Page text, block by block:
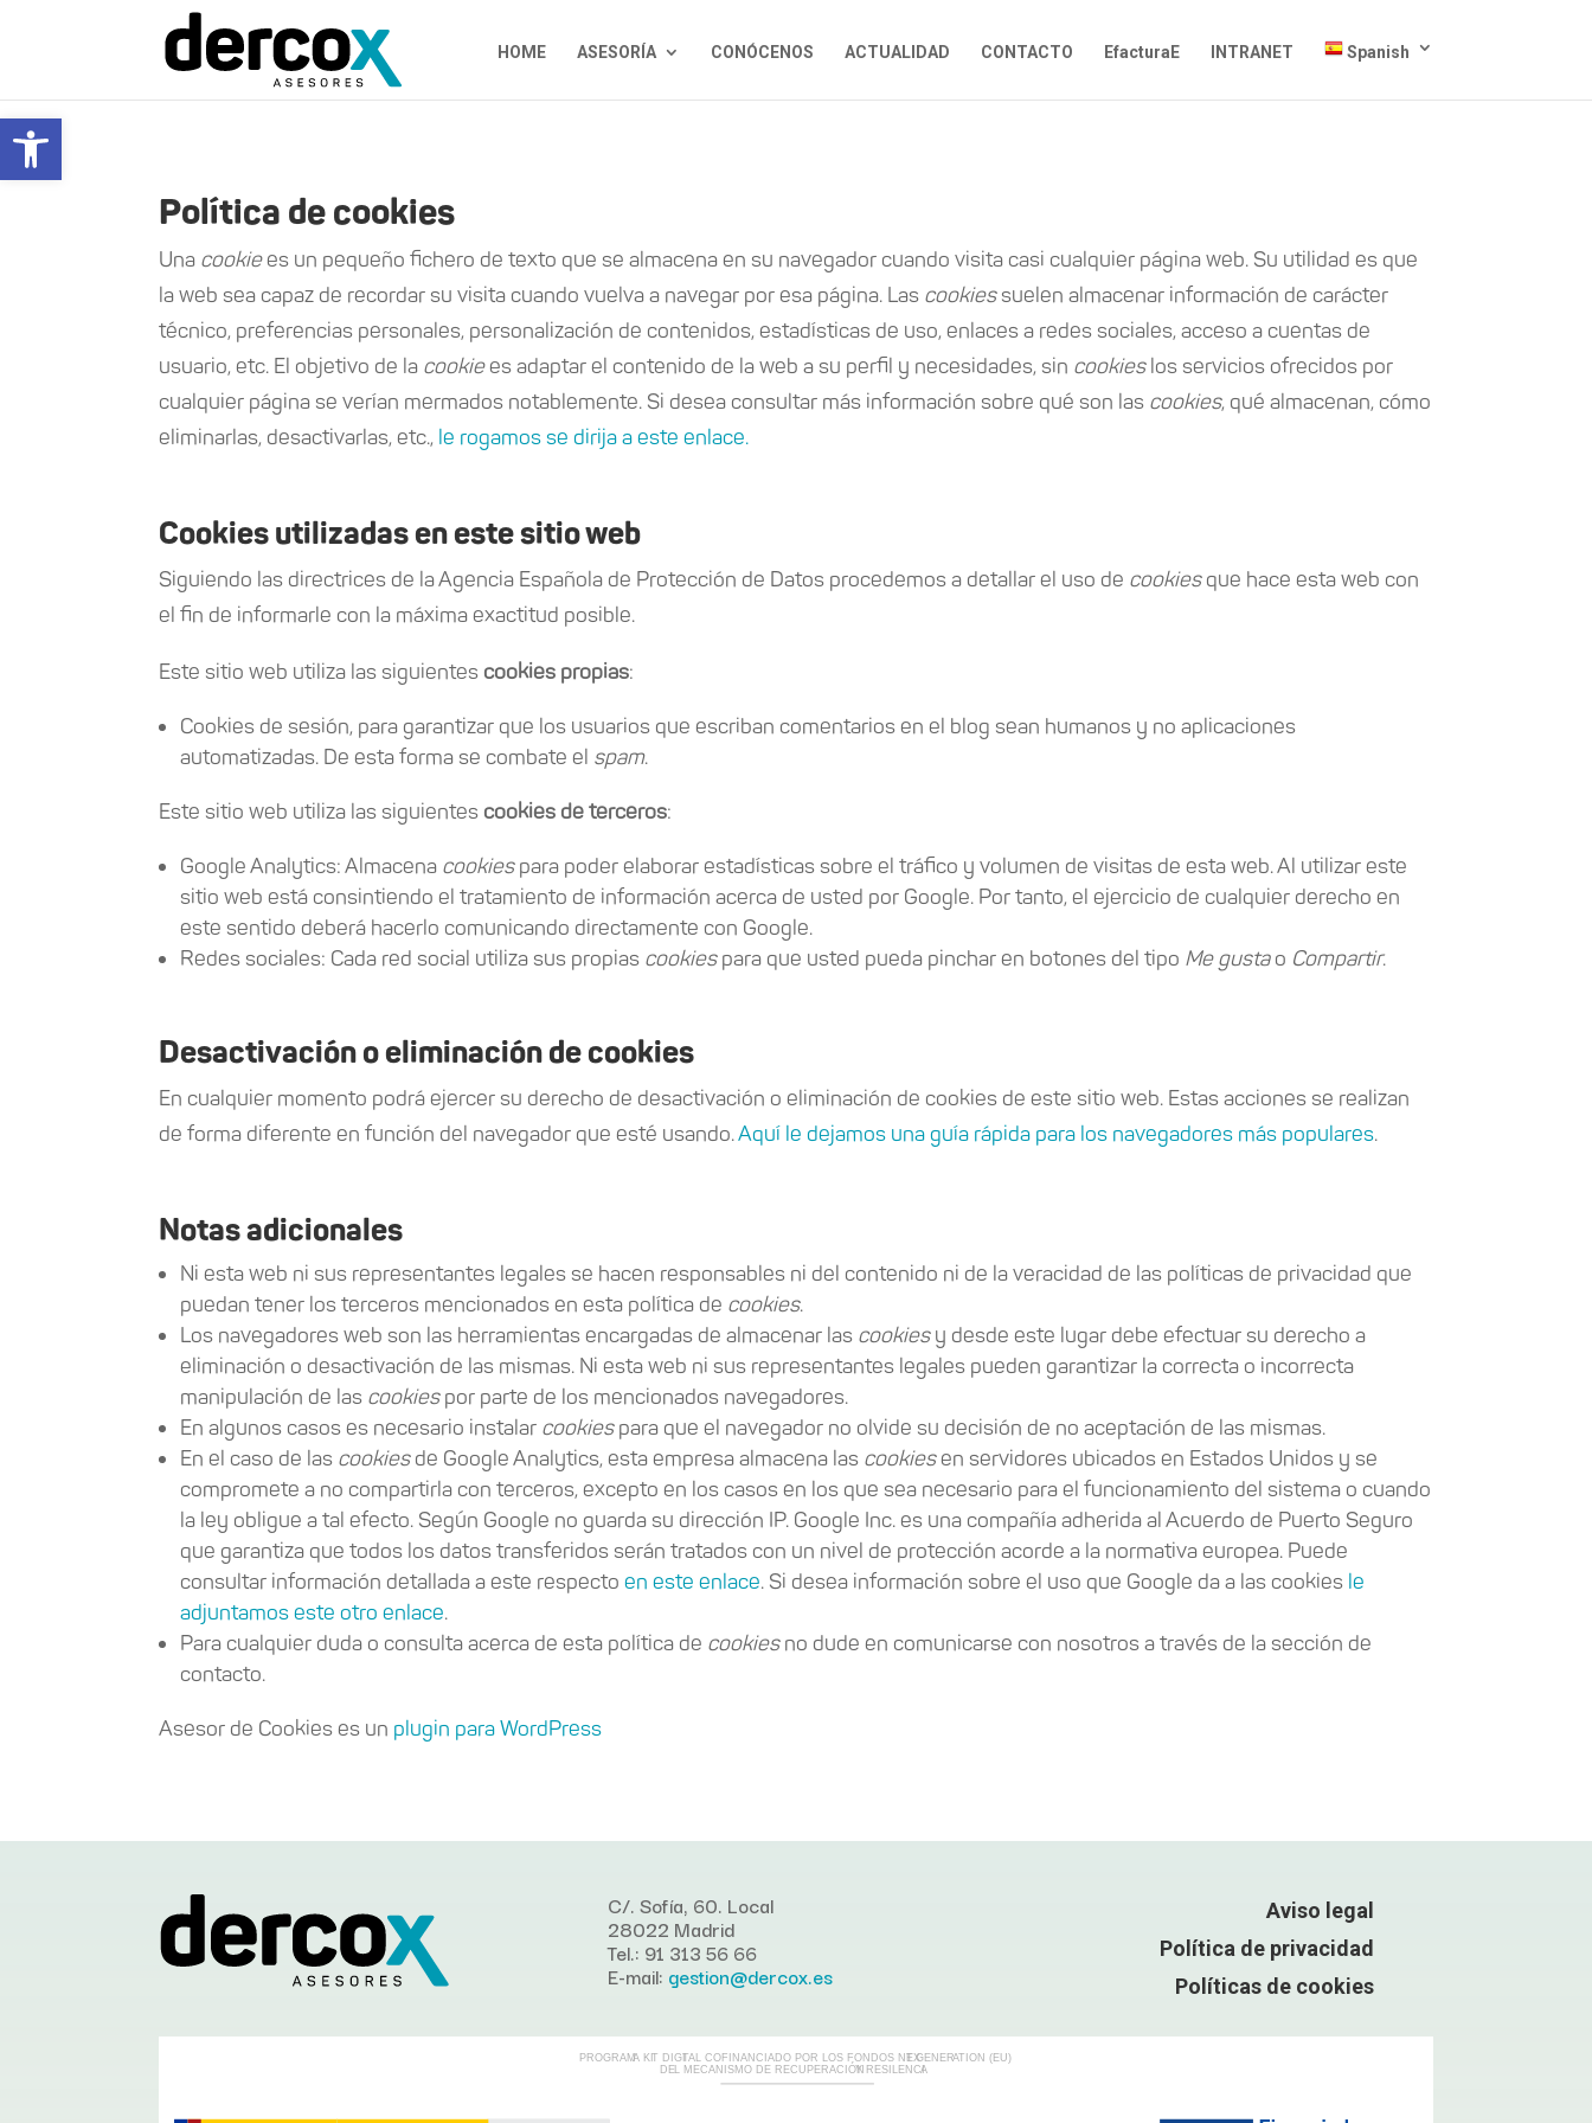
Abrir barra de herramientas
HOME ASESORÍA CONÓCENOS ACTUALIDAD CONTACTO EfacturaE INTRANET Spanish
Política de cookies
Una cookiees un pequeño fichero de texto que se almacena en su navegador cuando visita casi cualquier página web. Su utilidad es que
la web sea capaz de recordar su visita cuando vuelva a navegar por esa página. Las cookiessuelen almacenar información de carácter
técnico, preferencias personales, personalización de contenidos, estadísticas de uso, enlaces a redes sociales, acceso a cuentas de
usuario, etc. El objetivo de la cookiees adaptar el contenido de la web a su perfil y necesidades, sin cookieslos servicios ofrecidos por
cualquier página se verían mermados notablemente. Si desea consultar más información sobre qué son las cookies, qué almacenan, cómo
eliminarlas, desactivarlas, etc., le rogamos se dirija a este enlace.
Cookies utilizadas en este sitio web
Siguiendo las directrices de la Agencia Española de Protección de Datos procedemos a detallar el uso de cookiesque hace esta web con
el fin de informarle con la máxima exactitud posible.
Este sitio web utiliza las siguientes cookies propias:
Cookies de sesión, para garantizar que los usuarios que escriban comentarios en el blog sean humanos y no aplicaciones
automatizadas. De esta forma se combate el spam.
Este sitio web utiliza las siguientes cookies de terceros:
Google Analytics: Almacena cookiespara poder elaborar estadísticas sobre el tráfico y volumen de visitas de esta web. Al utilizar este
sitio web está consintiendo el tratamiento de información acerca de usted por Google. Por tanto, el ejercicio de cualquier derecho en
este sentido deberá hacerlo comunicando directamente con Google.
Redes sociales: Cada red social utiliza sus propias cookiespara que usted pueda pinchar en botones del tipo Me gustao Compartir.
Desactivación o eliminación de cookies
En cualquier momento podrá ejercer su derecho de desactivación o eliminación de cookies de este sitio web. Estas acciones se realizan
de forma diferente en función del navegador que esté usando.Aquí le dejamos una guía rápida para los navegadores más populares.
Notas adicionales
Ni esta web ni sus representantes legales se hacen responsables ni del contenido ni de la veracidad de las políticas de privacidad que
puedan tener los terceros mencionados en esta política de cookies.
Los navegadores web son las herramientas encargadas de almacenar las cookiesy desde este lugar debe efectuar su derecho a
eliminación o desactivación de las mismas. Ni esta web ni sus representantes legales pueden garantizar la correcta o incorrecta
manipulación de las cookiespor parte de los mencionados navegadores.
En algunos casos es necesario instalar cookiespara que el navegador no olvide su decisión de no aceptación de las mismas.
En el caso de las cookiesde Google Analytics, esta empresa almacena las cookiesen servidores ubicados en Estados Unidos y se
compromete a no compartirla con terceros, excepto en los casos en los que sea necesario para el funcionamiento del sistema o cuando
la ley obligue a tal efecto. Según Google no guarda su dirección IP. Google Inc. es una compañía adherida al Acuerdo de Puerto Seguro
que garantiza que todos los datos transferidos serán tratados con un nivel de protección acorde a la normativa europea. Puede
consultar información detallada a este respectoen este enlace. Si desea información sobre el uso que Google da a las cookies le
adjuntamos este otro enlace.
Para cualquier duda o consulta acerca de esta política de cookiesno dude en comunicarse con nosotros a través de la sección de
contacto.
Asesor de Cookies es un plugin para WordPress
C/. Sofía, 60. Local
28022 Madrid
Tel.: 91 313 56 66
E-mail: gestion@dercox.es
Aviso legal
Política de privacidad
Políticas de cookies